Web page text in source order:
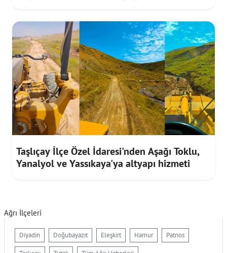
Taşlıçay İlçe Özel İdaresi'nden Aşağı Toklu,
Yanalyol ve Yassıkaya'ya altyapı hizmeti
Ağrı İlçeleri
Diyadin Doğubayazıt Eleşkirt Hamur Patnos